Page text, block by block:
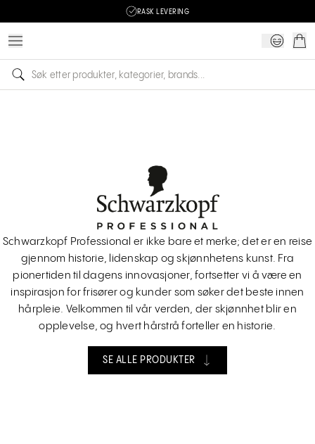
RASK LEVERING
Schwarzkopf Professional er ikke bare et merke; det er en reise
gjennom historie, lidenskap og skjønnhetens kunst. Fra
pionertiden til dagens innovasjoner, fortsetter vi å være en
inspirasjon for frisører og kunder som søker det beste innen
hårpleie. Velkommen til vår verden, der skjønnhet blir en
opplevelse, og hvert hårstrå forteller en historie.
SE ALLE PRODUKTER